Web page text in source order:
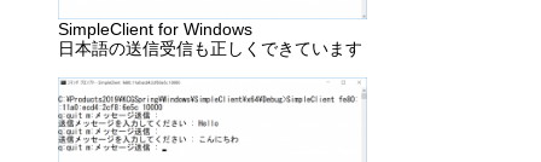
SimpleClient for Windows
日本語の送信受信も正しくできています